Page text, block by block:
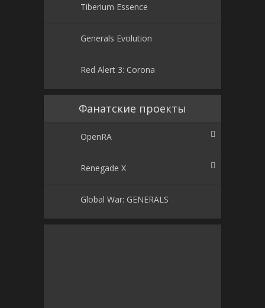
Tiberium Essence
Generals Evolution
Red Alert 3: Corona
Фанатские проекты
OpenRA
Renegade X
Global War: GENERALS